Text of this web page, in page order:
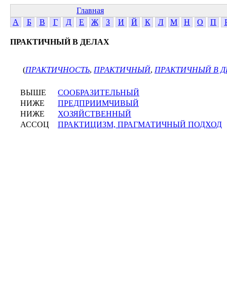
Главная
А
Б В Г Д Е Ж З И Й К Л М Н О П
ПРАКТИЧНЫЙ В ДЕЛАХ
(ПРАКТИЧНОСТЬ, ПРАКТИЧНЫЙ, ПРАКТИЧНЫЙ В
ВЫШЕ
СООБРАЗИТЕЛЬНЫЙ
НИЖЕ
ПРЕДПРИИМЧИВЫЙ
НИЖЕ
ХОЗЯЙСТВЕННЫЙ
АССОЦ
ПРАКТИЦИЗМ, ПРАГМАТИЧНЫЙ ПОДХОД